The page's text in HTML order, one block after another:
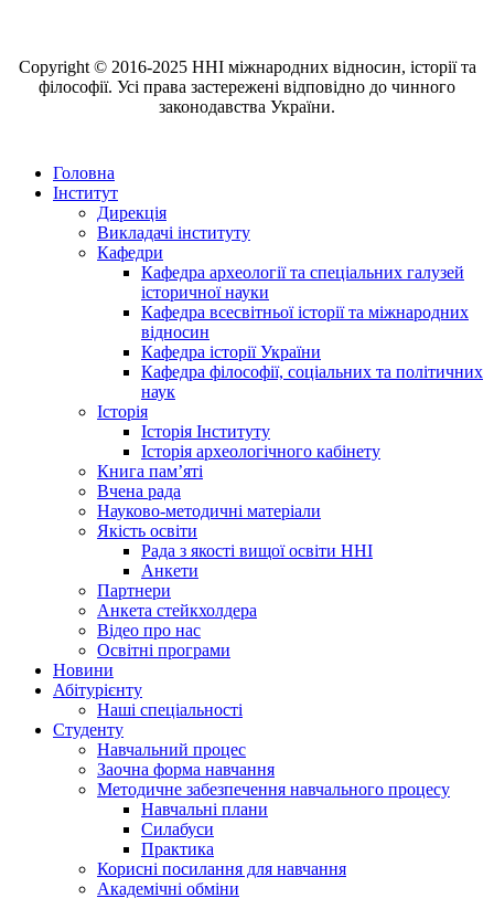
Copyright © 2016-2025 ННІ міжнародних відносин, історії та
філософії. Усі права застережені відповідно до чинного
законодавства України.
Головна
Інститут
Дирекція
Викладачі інституту
Кафедри
Кафедра археології та спеціальних галузей
історичної науки
Кафедра всесвітньої історії та міжнародних
відносин
Кафедра історії України
Кафедра філософії, соціальних та політичних
наук
Історія
Історія Інституту
Історія археологічного кабінету
Книга памʼяті
Вчена рада
Науково-методичні матеріали
Якість освіти
Рада з якості вищої освіти ННІ
Анкети
Партнери
Анкета стейкхолдера
Відео про нас
Освітні програми
Hовини
Абітурієнту
Наші спеціальності
Студенту
Навчальний процес
Заочна форма навчання
Методичне забезпечення навчального процесу
Навчальні плани
Силабуси
Практика
Корисні посилання для навчання
Академічні обміни